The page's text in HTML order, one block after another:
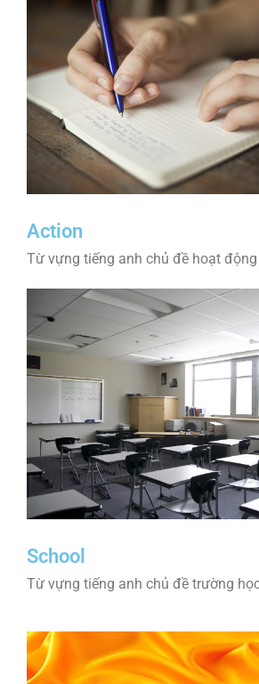
Action
Từ vựng tiếng anh chủ đề hoạt
School
Từ vựng tiếng anh chủ đề trường